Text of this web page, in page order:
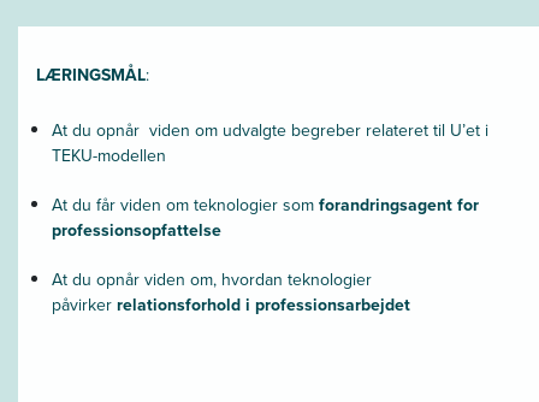
LÆRINGSMÅL:
At du opnår viden om udvalgte begreber relateret til U’et i
TEKU-modellen
At du får viden om teknologier somforandringsagent for
professionsopfattelse
At du opnår viden om, hvordan teknologier
påvirkerrelationsforhold i professionsarbejdet